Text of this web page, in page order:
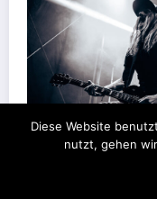
Diese Website
nutzt, gehen